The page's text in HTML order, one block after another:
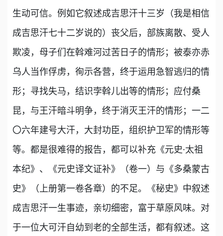
生动可信。例如它叙述成吉思汗十三岁（我是相信
成吉思汗七十二岁说的）丧父后，部族离散、受人
欺凌，母子们在斡难河过苦日子的情形；被泰亦赤
乌人当作俘虏，徇示各营，终于运用急智逃归的情
形；寻找失马，结识孛斡儿出等的情形；应付桑
昆，与王汗暗斗明争，终于消灭王汗的情形；一二
〇六年建号大汗，大封功臣，组织护卫军的情形等
等。都是很难得的报告，都可以补充《元史·太祖
本纪》、《元史译文证补》（卷一）与《多桑蒙古
史》（上册第一卷各章）的不足。《秘史》中叙述
成吉思汗一生事迹，亲切细密，富于草原风味。对
于一位大可汗自幼到老的全部生活，都有叙述。这